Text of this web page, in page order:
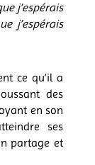
j’espérais
j’espérais
ce qu’il a
des
en son
ses
partage et